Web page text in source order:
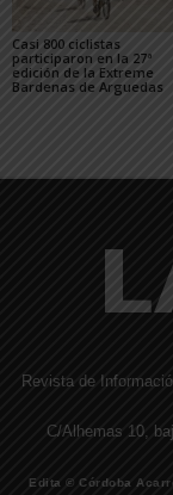
Casi 800 ciclistas
participaron en la 27ª
edición de la Extreme
Bardenas de Arguedas
Revista de
C/Alhemas 10,
Edita © Córdoba